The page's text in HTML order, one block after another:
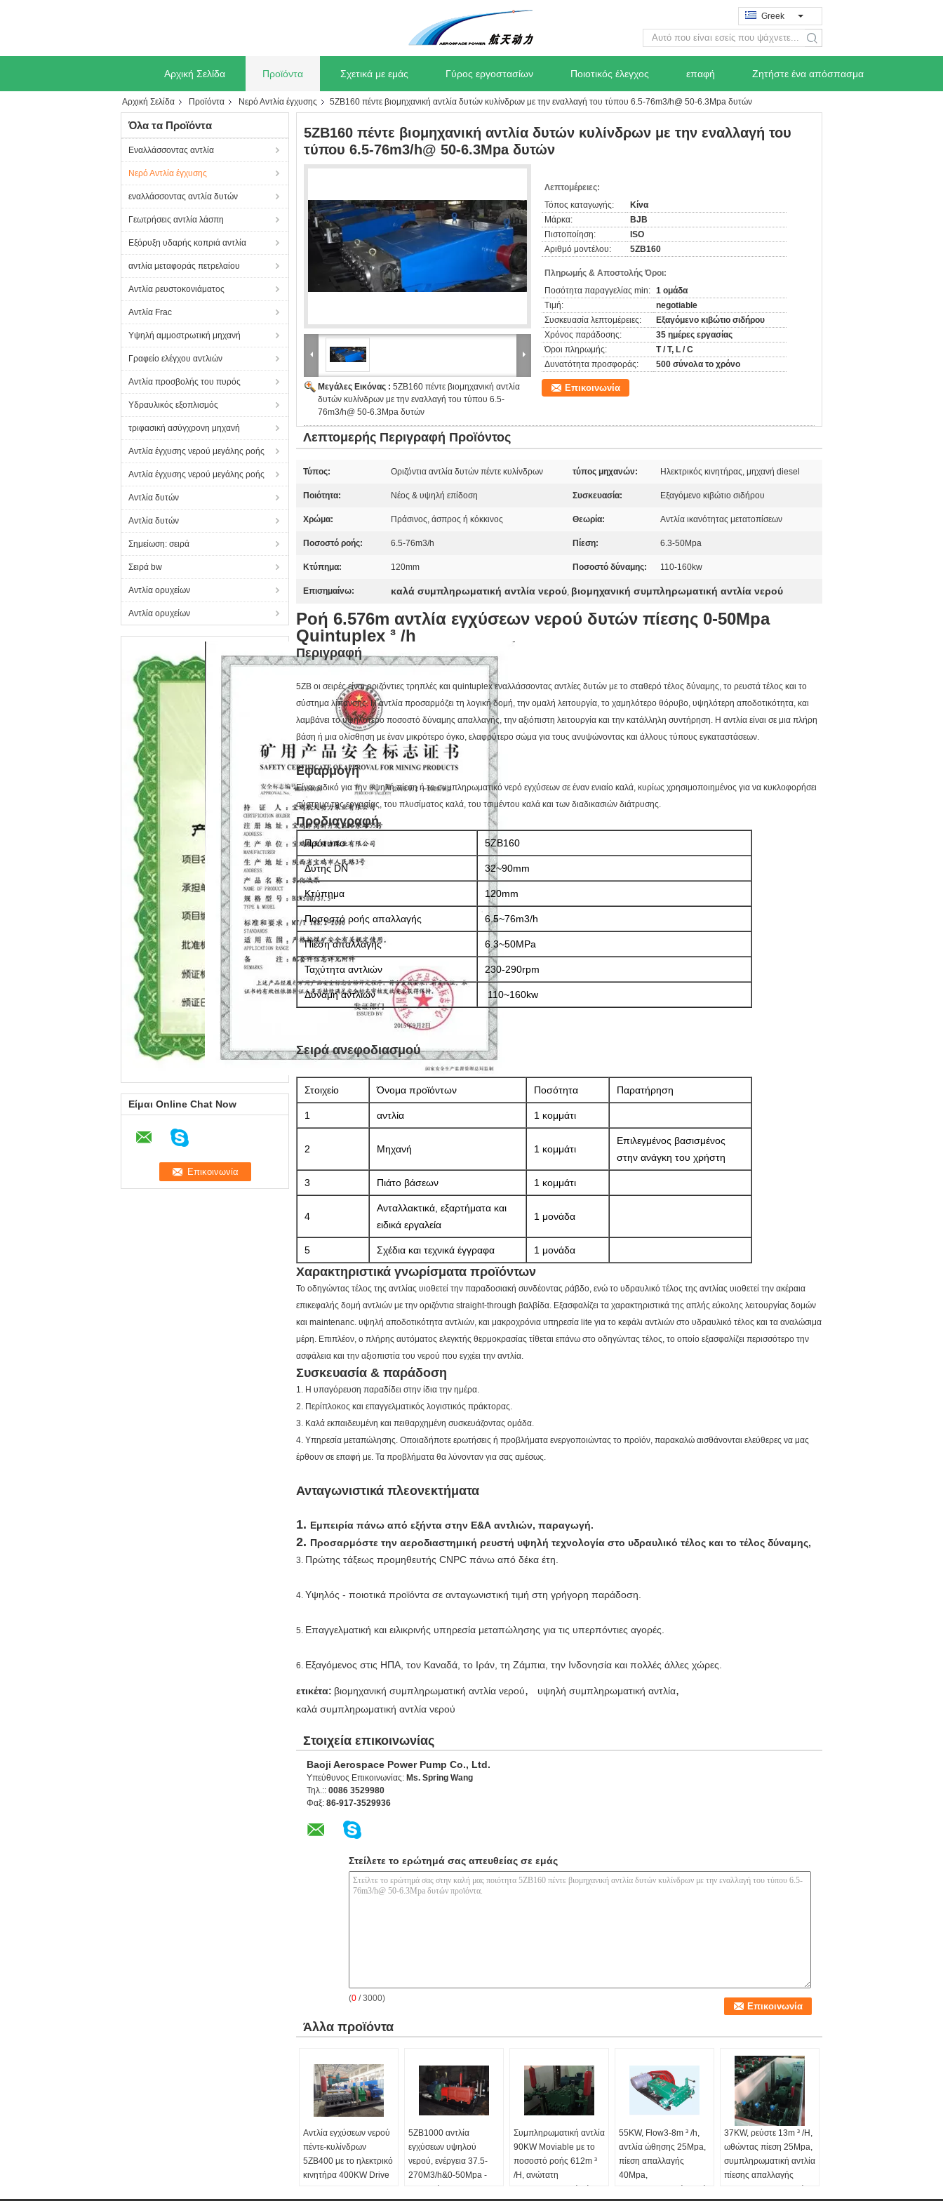
Greek
search
Αρχική Σελίδα Προϊόντα Σχετικά με εμάς Γύρος εργοστασίων Ποιοτικός έλεγχος επαφή Ζητήστε ένα απόσπασμα
Αρχική Σελίδα Προϊόντα Νερό Αντλία έγχυσης 5ZB160 πέντε βιομηχανική αντλία δυτών κυλίνδρων με την εναλλαγή του τύπου 6.5-76m3/h@ 50-6.3Mpa δυτών
Όλα τα Προϊόντα
Εναλλάσσοντας αντλία
Νερό Αντλία έγχυσης
εναλλάσσοντας αντλία δυτών
Γεωτρήσεις αντλία λάσπη
Εξόρυξη υδαρής κοπριά αντλία
αντλία μεταφοράς πετρελαίου
Αντλία ρευστοκονιάματος
Αντλία Frac
Υψηλή αμμοστρωτική μηχανή
Γραφείο ελέγχου αντλιών
Αντλία προσβολής του πυρός
Υδραυλικός εξοπλισμός
τριφασική ασύγχρονη μηχανή
Αντλία έγχυσης νερού μεγάλης ροής
Αντλία έγχυσης νερού μεγάλης ροής
Αντλία δυτών
Αντλία δυτών
Σημείωση: σειρά
Σειρά bw
Αντλία ορυχείων
Αντλία ορυχείων
Είμαι Online Chat Now
5ZB160 πέντε βιομηχανική αντλία δυτών κυλίνδρων με την εναλλαγή του
τύπου 6.5-76m3/h@ 50-6.3Mpa δυτών
Μεγάλες Εικόνας : 5ZB160 πέντε βιομηχανική αντλία
δυτών κυλίνδρων με την εναλλαγή του τύπου 6.5-
76m3/h@ 50-6.3Mpa δυτών
Λεπτομέρειες:
Τόπος καταγωγής:
Κίνα
Μάρκα:
BJB
Πιστοποίηση:
ISO
Αριθμό μοντέλου:
5ZB160
Πληρωμής & Αποστολής Όροι:
Ποσότητα παραγγελίας min: 1 ομάδα
Τιμή:
negotiable
Συσκευασία λεπτομέρειες:
Εξαγόμενο κιβώτιο σιδήρου
Χρόνος παράδοσης:
35 ημέρες εργασίας
Όροι πληρωμής:
T / T, L / C
Δυνατότητα προσφοράς:
500 σύνολα το χρόνο
Επικοινωνία
Λεπτομερής Περιγραφή Προϊόντος
Τύπος: Οριζόντια αντλία δυτών πέντε κυλίνδρων τύπος μηχανών: Ηλεκτρικός κινητήρας, μηχανή diesel
Ποιότητα: Νέος & υψηλή επίδοση Συσκευασία: Εξαγόμενο κιβώτιο σιδήρου
Χρώμα: Πράσινος, άσπρος ή κόκκινος Θεωρία: Αντλία ικανότητας μετατοπίσεων
Ποσοστό ροής: 6.5-76m3/h Πίεση: 6.3-50Mpa
Κτύπημα: 120mm Ποσοστό δύναμης: 110-160kw
Επισημαίνω: καλά συμπληρωματική αντλία νερού, βιομηχανική συμπληρωματική αντλία νερού
Ροή 6.576m αντλία εγχύσεων νερού δυτών πίεσης 0-50Mpa
Quintuplex ³ /h
Περιγραφή
5ZB οι σειρές είναι οριζόντιες τρηπλές και quintuplex εναλλάσσοντας αντλίες δυτών με το σταθερό τέλος δύναμης, το ρευστά τέλος και το
σύστημα λίπανσης. Η αντλία προσαρμόζει τη λογική δομή, την ομαλή λειτουργία, το χαμηλότερο θόρυβο, υψηλότερη αποδοτικότητα, και
λαμβάνει το υψηλότερο ποσοστό δύναμης απαλλαγής, την αξιόπιστη λειτουργία και την κατάλληλη συντήρηση. Η αντλία είναι σε μια πλήρη
βάση ή μια ολίσθηση με έναν μικρότερο όγκο, ελαφρύτερο σώμα για τους ανυψώνοντας και άλλους τύπους εγκαταστάσεων.
Εφαρμογή
Είναι ειδικό για την υψηλή πίεση ή το συμπληρωματικό νερό εγχύσεων σε έναν ενιαίο καλά, κυρίως χρησιμοποιημένος για να κυκλοφορήσει
σύστημα της εργασίας, του πλυσίματος καλά, του τσιμέντου καλά και των διαδικασιών διάτρυσης.
Προδιαγραφή
Πρότυπο 5ZB160
Δύτης DN 32~90mm
Κτύπημα 120mm
Ποσοστό ροής απαλλαγής 6.5~76m3/h
Πίεση απαλλαγής 6.3~50MPa
Ταχύτητα αντλιών 230-290rpm
Δύναμη αντλιών 110~160kw
Σειρά ανεφοδιασμού
Στοιχείο Όνομα προϊόντων Ποσότητα Παρατήρηση
1 αντλία 1 κομμάτι
2 Μηχανή 1 κομμάτι
Επιλεγμένος βασισμένος
στην ανάγκη του χρήστη
3 Πιάτο βάσεων 1 κομμάτι
4
Ανταλλακτικά, εξαρτήματα και
ειδικά εργαλεία
1 μονάδα
5 Σχέδια και τεχνικά έγγραφα 1 μονάδα
Χαρακτηριστικά γνωρίσματα προϊόντων
Το οδηγώντας τέλος της αντλίας υιοθετεί την παραδοσιακή συνδέοντας ράβδο, ενώ το υδραυλικό τέλος της αντλίας υιοθετεί την ακέραια
επικεφαλής δομή αντλιών με την οριζόντια straight-through βαλβίδα. Εξασφαλίζει τα χαρακτηριστικά της απλής εύκολης λειτουργίας δομών
και maintenanc. υψηλή αποδοτικότητα αντλιών, και μακροχρόνια υπηρεσία lite για το κεφάλι αντλιών στο υδραυλικό τέλος και τα αναλώσιμα
μέρη. Επιπλέον, ο πλήρης αυτόματος ελεγκτής θερμοκρασίας τίθεται επάνω στο οδηγώντας τέλος, το οποίο εξασφαλίζει περισσότερο την
ασφάλεια και την αξιοπιστία του νερού που εγχέει την αντλία.
Συσκευασία & παράδοση
1. Η υπαγόρευση παραδίδει στην ίδια την ημέρα.
2. Περίπλοκος και επαγγελματικός λογιστικός πράκτορας.
3. Καλά εκπαιδευμένη και πειθαρχημένη συσκευάζοντας ομάδα.
4. Υπηρεσία μεταπώλησης. Οποιαδήποτε ερωτήσεις ή προβλήματα ενεργοποιώντας το προϊόν, παρακαλώ αισθάνονται ελεύθερες να μας
έρθουν σε επαφή με. Τα προβλήματα θα λύνονταν για σας αμέσως.
Ανταγωνιστικά πλεονεκτήματα
1. Εμπειρία πάνω από εξήντα στην Ε&Α αντλιών, παραγωγή.
2. Προσαρμόστε την αεροδιαστημική ρευστή υψηλή τεχνολογία στο υδραυλικό τέλος και το τέλος δύναμης,
3. Πρώτης τάξεως προμηθευτής CNPC πάνω από δέκα έτη.
4. Υψηλός - ποιοτικά προϊόντα σε ανταγωνιστική τιμή στη γρήγορη παράδοση.
5. Επαγγελματική και ειλικρινής υπηρεσία μεταπώλησης για τις υπερπόντιες αγορές.
6. Εξαγόμενος στις ΗΠΑ, τον Καναδά, το Ιράν, τη Ζάμπια, την Ινδονησία και πολλές άλλες χώρες.
ετικέτα: βιομηχανική συμπληρωματική αντλία νερού, υψηλή συμπληρωματική αντλία,
καλά συμπληρωματική αντλία νερού
Στοιχεία επικοινωνίας
Baoji Aerospace Power Pump Co., Ltd.
Υπεύθυνος Επικοινωνίας: Ms. Spring Wang
Τηλ.:: 0086 3529980
Φαξ: 86-917-3529936
Στείλετε το ερώτημά σας απευθείας σε εμάς
(0 / 3000)
Άλλα προϊόντα
Αντλία εγχύσεων νερού
πέντε-κυλίνδρων
5ZB400 με το ηλεκτρικό
κινητήρα 400KW Drive
5ZB1000 αντλία
εγχύσεων υψηλού
νερού, ενέργεια 37.5-
270M3/h&0-50Mpa -
Συμπληρωματική αντλία
90KW Moviable με το
ποσοστό ροής 612m ³
/H, ανώτατη
55KW, Flow3-8m ³ /h,
αντλία ώθησης 25Mpa,
πίεση απαλλαγής
40Mpa,
37KW, ρεύστε 13m ³ /H,
ωθώντας πίεση 25Mpa,
συμπληρωματική αντλία
πίεσης απαλλαγής